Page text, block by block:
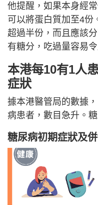
他提醒，如果本身經
可以將蛋白質加至4份
超過半份，而且應該
有糖分，吃過量容易
本港每10有1人
症狀
據本港醫管局的數據
病患者，數目急升。
糖尿病初期症狀